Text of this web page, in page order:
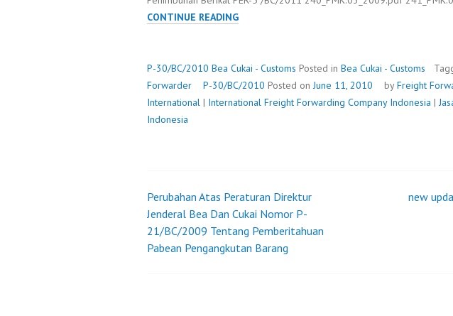
CONTINUE READINGP-
P-30/BC/2010 Bea Cukai - Customs Posted in Bea Cukai - Customs
Forwarder
P-30/BC/2010 Posted onJune 11, 2010 byFreight
International | International Freight Forwarding Company Indonesia |
Indonesia
Post
navigation
Perubahan Atas Peraturan Direktur
Jenderal Bea Dan Cukai Nomor P-
21/BC/2009 Tentang Pemberitahuan
Pabean Pengangkutan Barang
new